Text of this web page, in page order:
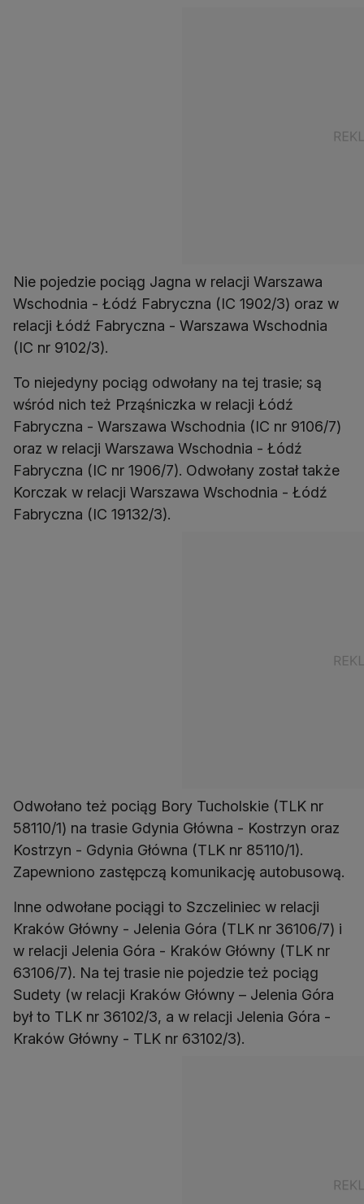
Nie pojedzie pociąg Jagna w relacji Warszawa
Wschodnia - Łódź Fabryczna (IC 1902/3) oraz w
relacji Łódź Fabryczna - Warszawa Wschodnia
(IC nr 9102/3).
To niejedyny pociąg odwołany na tej trasie; są
wśród nich też Prząśniczka w relacji Łódź
Fabryczna - Warszawa Wschodnia (IC nr 9106/7)
oraz w relacji Warszawa Wschodnia - Łódź
Fabryczna (IC nr 1906/7). Odwołany został także
Korczak w relacji Warszawa Wschodnia - Łódź
Fabryczna (IC 19132/3).
Odwołano też pociąg Bory Tucholskie (TLK nr
58110/1) na trasie Gdynia Główna - Kostrzyn oraz
Kostrzyn - Gdynia Główna (TLK nr 85110/1).
Zapewniono zastępczą komunikację autobusową.
Inne odwołane pociągi to Szczeliniec w relacji
Kraków Główny - Jelenia Góra (TLK nr 36106/7) i
w relacji Jelenia Góra - Kraków Główny (TLK nr
63106/7). Na tej trasie nie pojedzie też pociąg
Sudety (w relacji Kraków Główny – Jelenia Góra
był to TLK nr 36102/3, a w relacji Jelenia Góra -
Kraków Główny - TLK nr 63102/3).